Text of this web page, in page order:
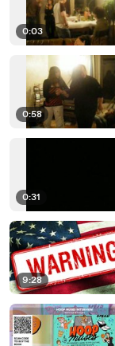
0:03
0:58
0:31
9:28